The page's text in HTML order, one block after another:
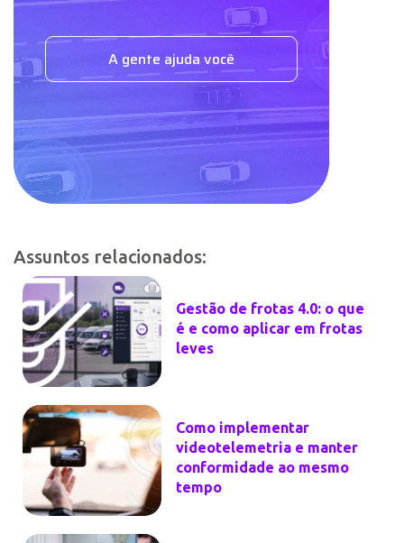
A gente ajuda você
Assuntos relacionados:
Gestão de frotas 4.0: o que
é e como aplicar em frotas
leves
Como implementar
videotelemetria e manter
conformidade ao mesmo
tempo